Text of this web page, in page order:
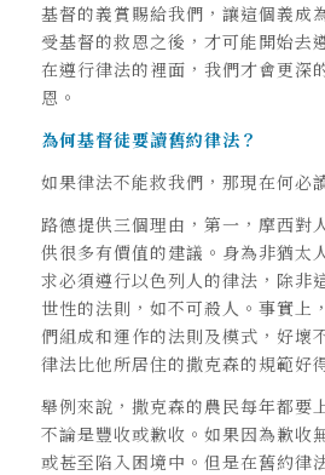
基督的義賞賜給我們，讓這個義成
受基督的救恩之後，才可能開始去
在遵行律法的裡面，我們才會更深
恩。
為何基督徒要讀舊約律法？
如果律法不能救我們，那現在何必
路德提供三個理由，第一，摩西對
供很多有價值的建議。身為非猶太
求必須遵行以色列人的律法，除非
世性的法則，如不可殺人。事實上
們組成和運作的法則及模式，好壞
律法比他所居住的撒克森的規範好
舉例來說，撒克森的農民每年都要
不論是豐收或歉收。如果因為歉收
或甚至陷入困境中。但是在舊約律